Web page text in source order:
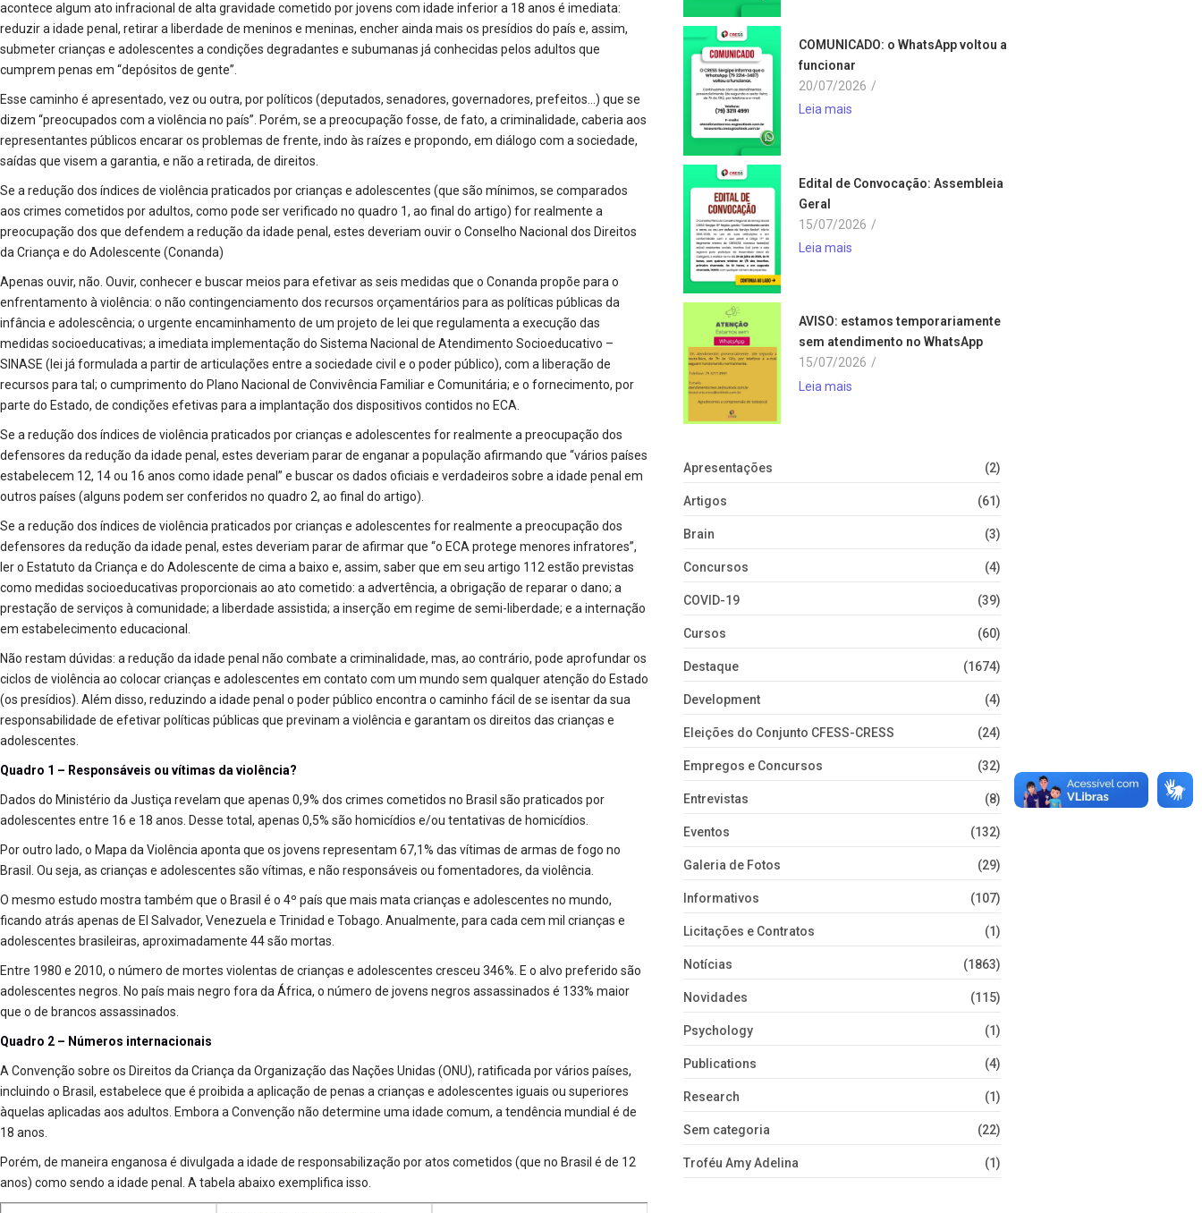
acontece algum ato infracional de alta gravidade cometido por jovens com idade inferior a 18 anos é imediata:
reduzir a idade penal, retirar a liberdade de meninos e meninas, encher ainda mais os presídios do país e, assim,
submeter crianças e adolescentes a condições degradantes e subumanas já conhecidas pelos adultos que
cumprem penas em “depósitos de gente”.
Esse caminho é apresentado, vez ou outra, por políticos (deputados, senadores, governadores, prefeitos…) que se
dizem “preocupados com a violência no país”. Porém, se a preocupação fosse, de fato, a criminalidade, caberia aos
representantes públicos encarar os problemas de frente, indo às raízes e propondo, em diálogo com a sociedade,
saídas que visem a garantia, e não a retirada, de direitos.
Se a redução dos índices de violência praticados por crianças e adolescentes (que são mínimos, se comparados
aos crimes cometidos por adultos, como pode ser verificado no quadro 1, ao final do artigo) for realmente a
preocupação dos que defendem a redução da idade penal, estes deveriam ouvir o Conselho Nacional dos Direitos
da Criança e do Adolescente (Conanda)
Apenas ouvir, não. Ouvir, conhecer e buscar meios para efetivar as seis medidas que o Conanda propõe para o
enfrentamento à violência: o não contingenciamento dos recursos orçamentários para as políticas públicas da
infância e adolescência; o urgente encaminhamento de um projeto de lei que regulamenta a execução das
medidas socioeducativas; a imediata implementação do Sistema Nacional de Atendimento Socioeducativo –
SINASE (lei já formulada a partir de articulações entre a sociedade civil e o poder público), com a liberação de
recursos para tal; o cumprimento do Plano Nacional de Convivência Familiar e Comunitária; e o fornecimento, por
parte do Estado, de condições efetivas para a implantação dos dispositivos contidos no ECA.
Se a redução dos índices de violência praticados por crianças e adolescentes for realmente a preocupação dos
defensores da redução da idade penal, estes deveriam parar de enganar a população afirmando que “vários países
estabelecem 12, 14 ou 16 anos como idade penal” e buscar os dados oficiais e verdadeiros sobre a idade penal em
outros países (alguns podem ser conferidos no quadro 2, ao final do artigo).
Se a redução dos índices de violência praticados por crianças e adolescentes for realmente a preocupação dos
defensores da redução da idade penal, estes deveriam parar de afirmar que “o ECA protege menores infratores”,
ler o Estatuto da Criança e do Adolescente de cima a baixo e, assim, saber que em seu artigo 112 estão previstas
como medidas socioeducativas proporcionais ao ato cometido: a advertência, a obrigação de reparar o dano; a
prestação de serviços à comunidade; a liberdade assistida; a inserção em regime de semi-liberdade; e a internação
em estabelecimento educacional.
Não restam dúvidas: a redução da idade penal não combate a criminalidade, mas, ao contrário, pode aprofundar os
ciclos de violência ao colocar crianças e adolescentes em contato com um mundo sem qualquer atenção do Estado
(os presídios). Além disso, reduzindo a idade penal o poder público encontra o caminho fácil de se isentar da sua
responsabilidade de efetivar políticas públicas que previnam a violência e garantam os direitos das crianças e
adolescentes.
Quadro 1 – Responsáveis ou vítimas da violência?
Dados do Ministério da Justiça revelam que apenas 0,9% dos crimes cometidos no Brasil são praticados por
adolescentes entre 16 e 18 anos. Desse total, apenas 0,5% são homicídios e/ou tentativas de homicídios.
Por outro lado, o Mapa da Violência aponta que os jovens representam 67,1% das vítimas de armas de fogo no
Brasil. Ou seja, as crianças e adolescentes são vítimas, e não responsáveis ou fomentadores, da violência.
O mesmo estudo mostra também que o Brasil é o 4º país que mais mata crianças e adolescentes no mundo,
ficando atrás apenas de El Salvador, Venezuela e Trinidad e Tobago. Anualmente, para cada cem mil crianças e
adolescentes brasileiras, aproximadamente 44 são mortas.
Entre 1980 e 2010, o número de mortes violentas de crianças e adolescentes cresceu 346%. E o alvo preferido são
adolescentes negros. No país mais negro fora da África, o número de jovens negros assassinados é 133% maior
que o de brancos assassinados.
Quadro 2 – Números internacionais
A Convenção sobre os Direitos da Criança da Organização das Nações Unidas (ONU), ratificada por vários países,
incluindo o Brasil, estabelece que é proibida a aplicação de penas a crianças e adolescentes iguais ou superiores
àquelas aplicadas aos adultos. Embora a Convenção não determine uma idade comum, a tendência mundial é de
18 anos.
Porém, de maneira enganosa é divulgada a idade de responsabilização por atos cometidos (que no Brasil é de 12
anos) como sendo a idade penal. A tabela abaixo exemplifica isso.
COMUNICADO: o WhatsApp voltou a
funcionar
20/07/2026 /
Leia mais
Edital de Convocação: Assembleia
Geral
15/07/2026 /
Leia mais
AVISO: estamos temporariamente
sem atendimento no WhatsApp
15/07/2026 /
Leia mais
Apresentações (2)
Artigos (61)
Brain (3)
Concursos (4)
COVID-19 (39)
Cursos (60)
Destaque (1674)
Development (4)
Eleições do Conjunto CFESS-CRESS (24)
Empregos e Concursos (32)
Entrevistas (8)
Eventos (132)
Galeria de Fotos (29)
Informativos (107)
Licitações e Contratos (1)
Notícias (1863)
Novidades (115)
Psychology (1)
Publications (4)
Research (1)
Sem categoria (22)
Troféu Amy Adelina (1)